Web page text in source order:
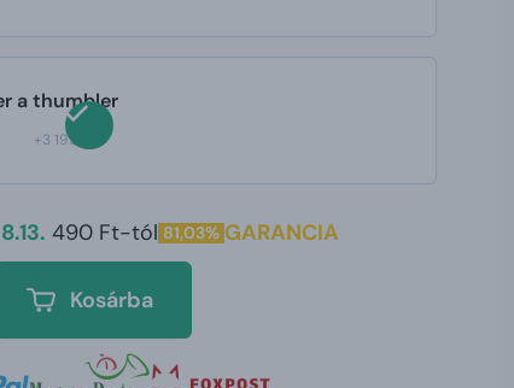
a thumbler
+3 195 Ft
490 Ft-tól 81,03% GARANCIA
Kosárba